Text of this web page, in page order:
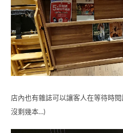
店內也有雜誌可以讓客人在等待時
沒剩幾本…)